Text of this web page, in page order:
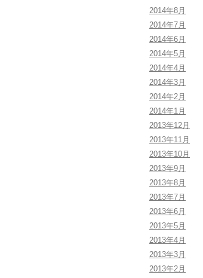
2014年8月
2014年7月
2014年6月
2014年5月
2014年4月
2014年3月
2014年2月
2014年1月
2013年12月
2013年11月
2013年10月
2013年9月
2013年8月
2013年7月
2013年6月
2013年5月
2013年4月
2013年3月
2013年2月